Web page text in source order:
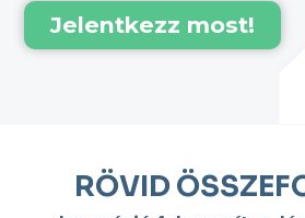
Jelentkezz most!
RÖVID